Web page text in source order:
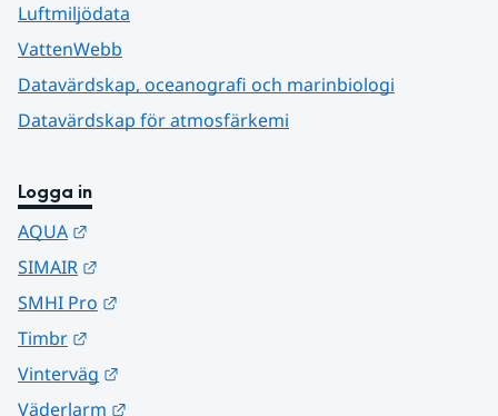
Luftmiljödata
VattenWebb
Datavärdskap, oceanografi och marinbiologi
Datavärdskap för atmosfärkemi
Logga in
AQUA
SIMAIR
SMHI Pro
Timbr
Vinterväg
Väderlarm